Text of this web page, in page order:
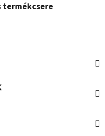
termékcsere